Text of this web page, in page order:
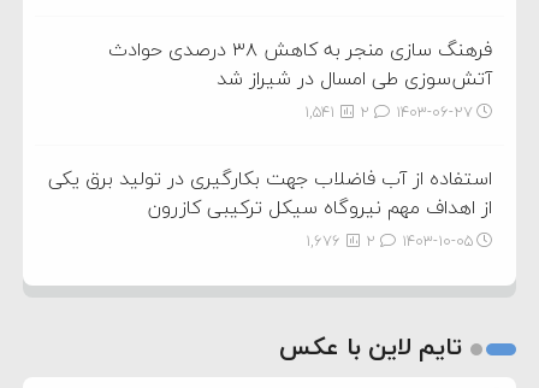
فرهنگ سازی منجر به کاهش ۳۸ درصدی حوادث
آتش‌سوزی طی امسال در شیراز شد
۱۴۰۳-۰۶-۲۷ 1,541
استفاده از آب فاضلاب جهت بکارگیری در تولید برق یکی
از اهداف مهم نیروگاه سیکل ترکیبی کازرون
۱۴۰۳-۱۰-۰۵ 1,676
تایم لاین با عکس